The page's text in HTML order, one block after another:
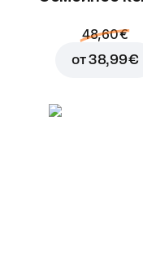
48,60 €
от38,99 €